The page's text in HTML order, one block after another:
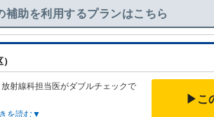
補助を利用するプランはこちら
射線科担当医がダブルチェックで
を読む▼
▶こ